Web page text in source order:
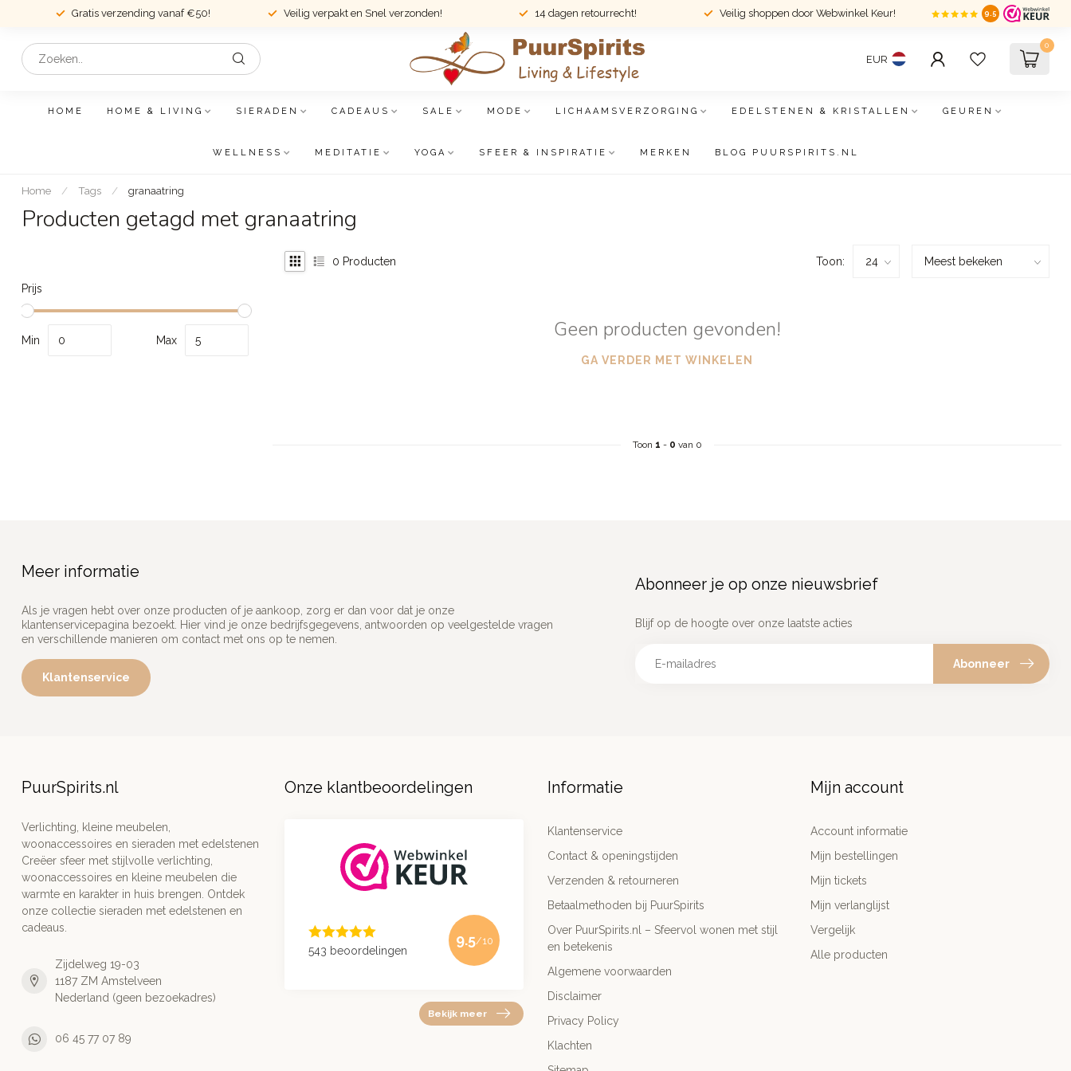
Gratis verzending vanaf €50! Veilig verpakt en Snel verzonden! 14 dagen retourrecht! Veilig shoppen door Webwinkel Keur! 9.5
EUR
0
HOME HOME & LIVING SIERADEN CADEAUS SALE MODE LICHAAMSVERZORGING EDELSTENEN & KRISTALLEN GEUREN
WELLNESS MEDITATIE YOGA SFEER & INSPIRATIE MERKEN BLOG PUURSPIRITS.NL
Home / Tags / granaatring
Producten getagd met granaatring
Prijs
Min Max
0 Producten Toon:
Geen producten gevonden!
GA VERDER MET WINKELEN
Toon 1 - 0 van 0
Meer informatie
Als je vragen hebt over onze producten of je aankoop, zorg er dan voor dat je onze
klantenservicepagina bezoekt. Hier vind je onze bedrijfsgegevens, antwoorden op veelgestelde vragen
en verschillende manieren om contact met ons op te nemen.
Klantenservice
Abonneer je op onze nieuwsbrief
Blijf op de hoogte over onze laatste acties
Abonneer
PuurSpirits.nl
Verlichting, kleine meubelen,
woonaccessoires en sieraden met edelstenen
Creëer sfeer met stijlvolle verlichting,
woonaccessoires en kleine meubelen die
warmte en karakter in huis brengen. Ontdek
onze collectie sieraden met edelstenen en
cadeaus.
Zijdelweg 19-03
1187 ZM Amstelveen
Nederland (geen bezoekadres)
06 45 77 07 89
Onze klantbeoordelingen
543 beoordelingen
9.5/10
Bekijk meer
Informatie
Klantenservice
Contact & openingstijden
Verzenden & retourneren
Betaalmethoden bij PuurSpirits
Over PuurSpirits.nl – Sfeervol wonen met stijl
en betekenis
Algemene voorwaarden
Disclaimer
Privacy Policy
Klachten
Mijn account
Account informatie
Mijn bestellingen
Mijn tickets
Mijn verlanglijst
Vergelijk
Alle producten